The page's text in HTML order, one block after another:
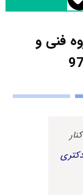
فنی و